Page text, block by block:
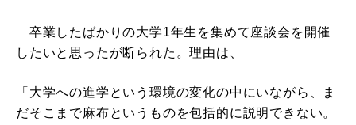
卒業したばかりの大学1年生を集めて座談会を開催
したいと思ったが断られた。理由は、
「大学への進学という環境の変化の中にいながら、ま
だそこまで麻布というものを包括的に説明できない。